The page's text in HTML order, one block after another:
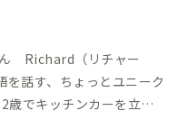
Richard（リチャー
を話す、ちょっとユニーク
歳でキッチンカーを立ち